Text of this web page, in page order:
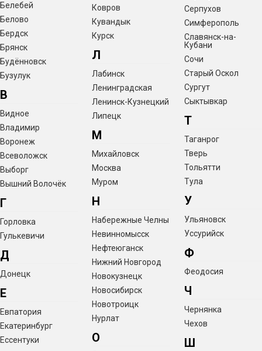
Белебей
Белово
Бердск
Брянск
Будённовск
Бузулук
В
Видное
Владимир
Воронеж
Всеволожск
Выборг
Вышний Волочёк
Г
Горловка
Гулькевичи
Д
Донецк
Е
Евпатория
Екатеринбург
Ессентуки
Ковров
Кувандык
Курск
Л
Лабинск
Ленинградская
Ленинск-Кузнецкий
Липецк
М
Михайловск
Москва
Муром
Н
Набережные Челны
Невинномысск
Нефтеюганск
Нижний Новгород
Новокузнецк
Новосибирск
Новотроицк
Нурлат
О
Серпухов
Симферополь
Славянск-на-
Кубани
Сочи
Старый Оскол
Сургут
Сыктывкар
Т
Таганрог
Тверь
Тольятти
Тула
У
Ульяновск
Уссурийск
Ф
Феодосия
Ч
Чернянка
Чехов
Ш